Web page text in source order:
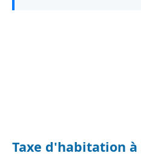
Taxe d'habitation à